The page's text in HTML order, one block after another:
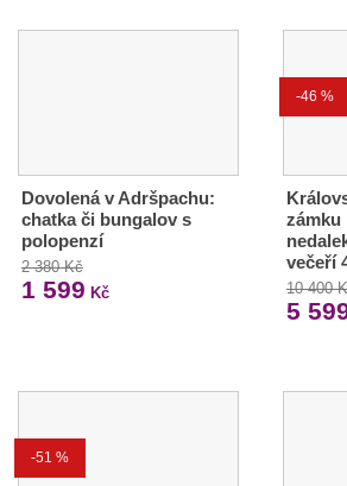
Dovolená v Adršpachu:
chatka či bungalov s
polopenzí
2 380 Kč
1 599 Kč
-46 %
zámku
večeří
10 400
5
-51 %